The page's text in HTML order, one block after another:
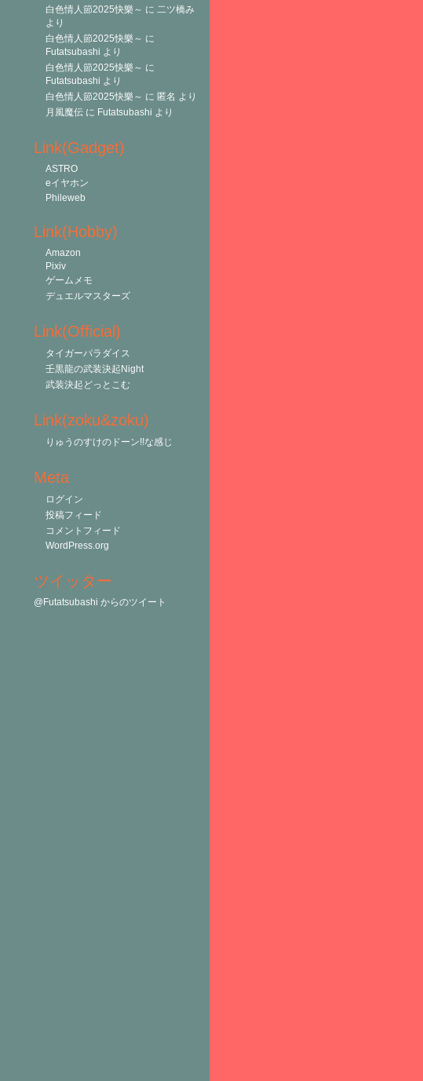
白色情人節2025快樂～ に 二ツ橋み
より
白色情人節2025快樂～ に
Futatsubashi より
白色情人節2025快樂～ に
Futatsubashi より
白色情人節2025快樂～ に 匿名 より
月風魔伝 に Futatsubashi より
Link(Gadget)
ASTRO
eイヤホン
Phileweb
Link(Hobby)
Amazon
Pixiv
ゲームメモ
デュエルマスターズ
Link(Official)
タイガーパラダイス
壬黒龍の武装決起Night
武装決起どっとこむ
Link(zoku&zoku)
りゅうのすけのドーン!!な感じ
Meta
ログイン
投稿フィード
コメントフィード
WordPress.org
ツイッター
@Futatsubashi からのツイート